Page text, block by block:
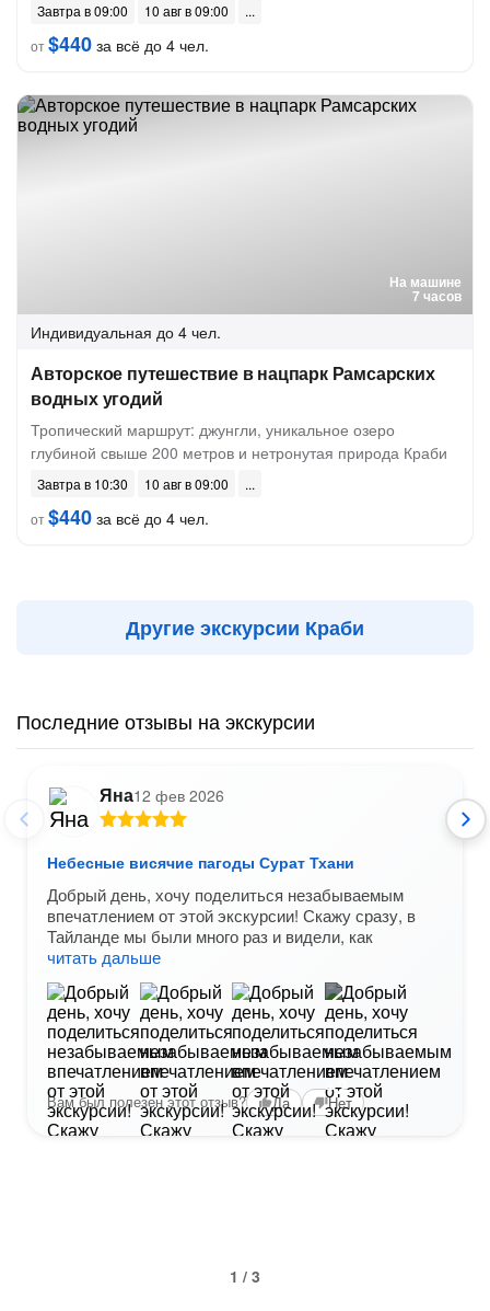
Завтра в 09:00
10 авг в 09:00
от$440 за всё до 4 чел.
На машине
7 часов
Индивидуальная до 4 чел.
Авторское путешествие в нацпарк Рамсарских
водных угодий
Тропический маршрут: джунгли, уникальное озеро
глубиной свыше 200 метров и нетронутая природа Краби
Завтра в 10:30
10 авг в 09:00
от$440 за всё до 4 чел.
Другие экскурсии Краби
Последние отзывы на экскурсии
Яна12 фев 2026
Небесные висячие пагоды Сурат Тхани
Добрый день, хочу поделиться незабываемым
впечатлением от этой экскурсии! Скажу сразу, в
Тайланде мы были много раз и видели, как
читать дальше
+2
Вам был полезен этот отзыв? Да Нет
1 / 3